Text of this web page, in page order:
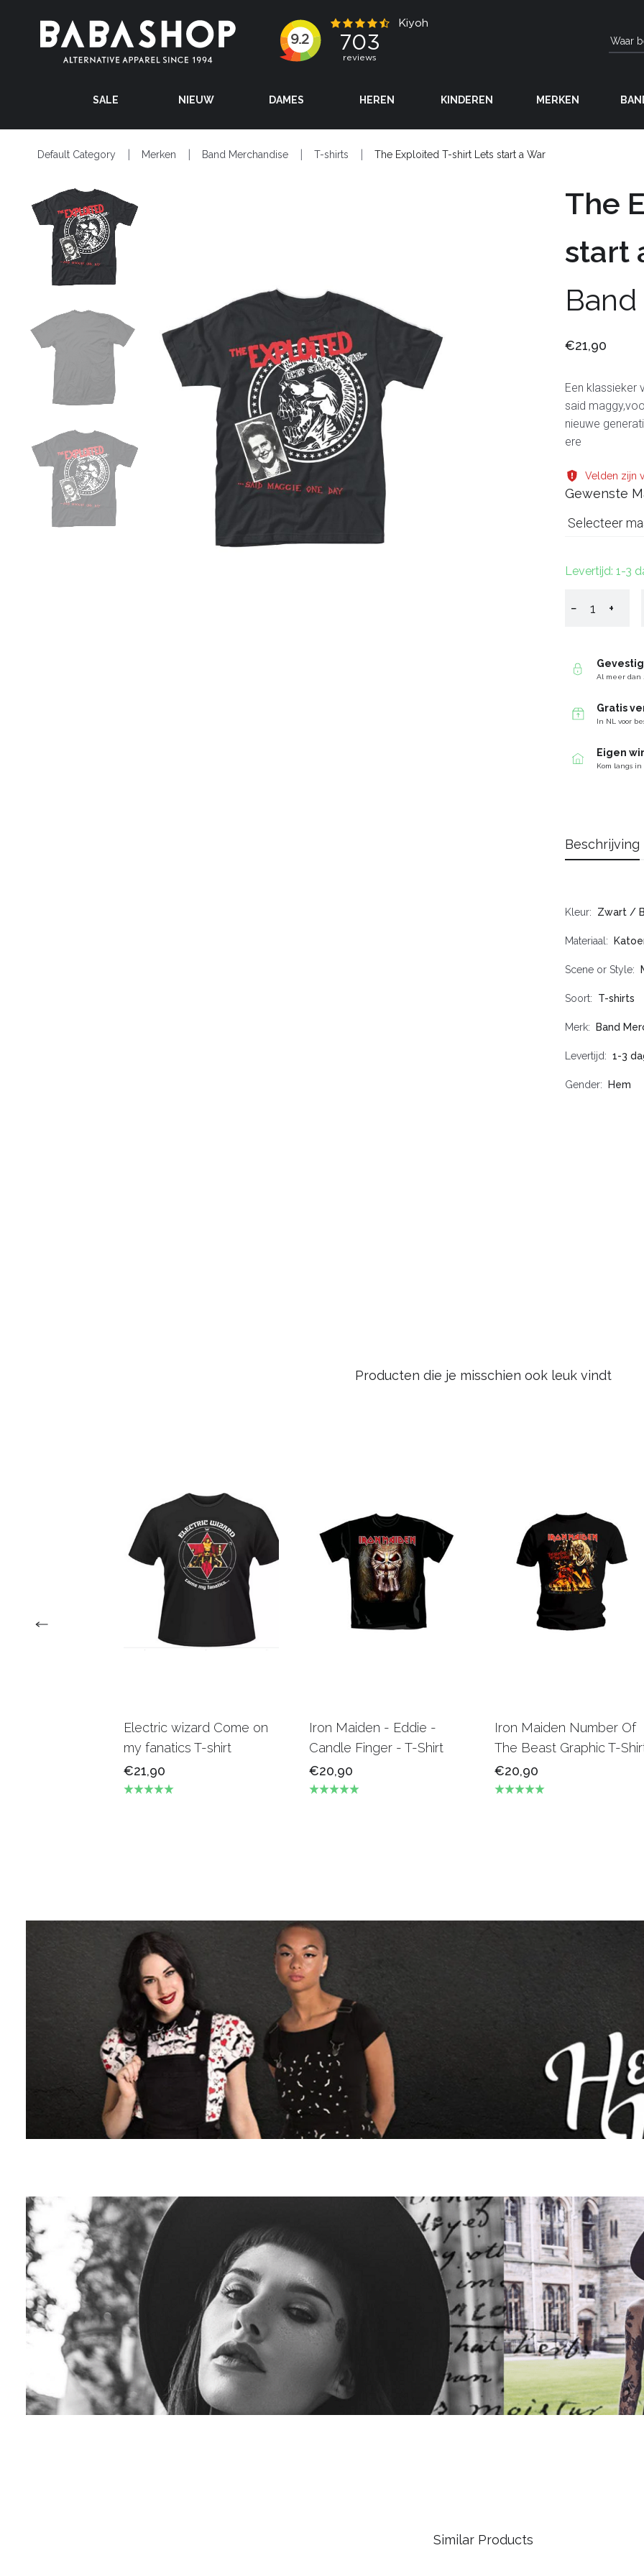
SALE NIEUW DAMES HEREN KINDEREN MERKEN
Default Category Merken Band Merchandise T-shirts The Exploited T-shirt Lets start a War
The
start
€21,90
Een klassieker
said
nieuwe
ere
Velden zijn
Gewenste
Selecteer
Levertijd: 1-3
− +
Al meer dan
Gratis
In NL voor
Eigen
Kom langs
Beschrijving
Kleur Zwart /
Materiaal
Scene or Style
Soort T-shirts
Merk Band
Levertijd 1-3
Gender Hem
Producten die je misschien ook leuk vindt
Electric wizard Come on
my fanatics T-shirt
€21,90
Iron Maiden - Eddie -
Candle Finger - T-Shirt
€20,90
Iron Maiden Number Of
The Beast Graphic T-
€20,90
Similar Products